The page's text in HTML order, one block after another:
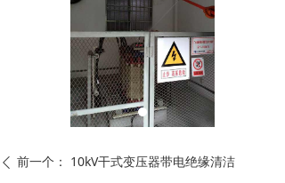
ꄴ 前一个： 10kV干式变压器带电绝缘清洁